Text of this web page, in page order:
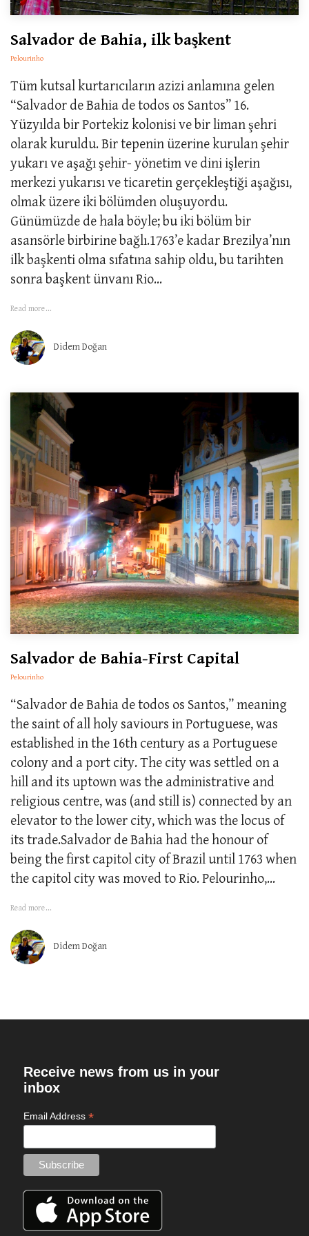
Salvador de Bahia, ilk başkent
Pelourinho
Tüm kutsal kurtarıcıların azizi anlamına gelen
“Salvador de Bahia de todos os Santos” 16.
Yüzyılda bir Portekiz kolonisi ve bir liman şehri
olarak kuruldu. Bir tepenin üzerine kurulan şehir
yukarı ve aşağı şehir- yönetim ve dini işlerin
merkezi yukarısı ve ticaretin gerçekleştiği aşağısı,
olmak üzere iki bölümden oluşuyordu.
Günümüzde de hala böyle; bu iki bölüm bir
asansörle birbirine bağlı.1763’e kadar Brezilya’nın
ilk başkenti olma sıfatına sahip oldu, bu tarihten
sonra başkent ünvanı Rio...
Read more...
Didem Doğan
Salvador de Bahia-First Capital
Pelourinho
“Salvador de Bahia de todos os Santos,” meaning
the saint of all holy saviours in Portuguese, was
established in the 16th century as a Portuguese
colony and a port city. The city was settled on a
hill and its uptown was the administrative and
religious centre, was (and still is) connected by an
elevator to the lower city, which was the locus of
its trade.Salvador de Bahia had the honour of
being the first capitol city of Brazil until 1763 when
the capitol city was moved to Rio. Pelourinho,...
Read more...
Didem Doğan
Receive news from us in your
inbox
Email Address *